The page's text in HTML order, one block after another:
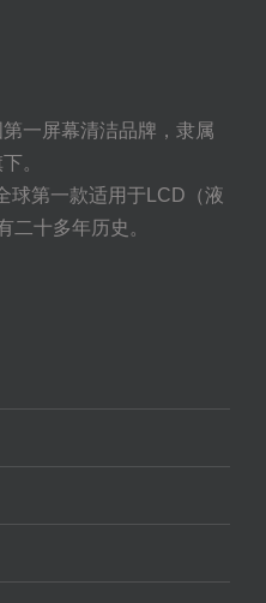
一屏幕清洁品牌，隶属
。
球第一款适用于LCD（液
二十多年历史。